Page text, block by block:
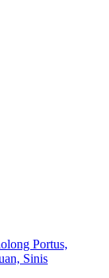
Portus,
Sinis